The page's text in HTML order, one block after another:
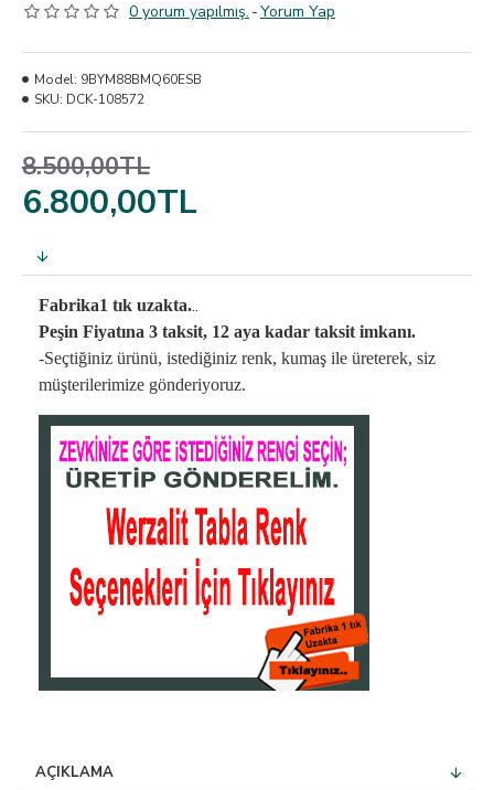
0 yorum yapılmış. -Yorum Yap
6.800,00TL
8.500,00TL
Model: 9BYM88BMQ60ESB
SKU: DCK-108572
Fabrika1 tık uzakta...
Peşin Fiyatına 3 taksit, 12 aya kadar taksit imkanı.
-Seçtiğiniz ürünü, istediğiniz renk, kumaş ile üreterek, siz
müşterilerimize gönderiyoruz.
AÇIKLAMA